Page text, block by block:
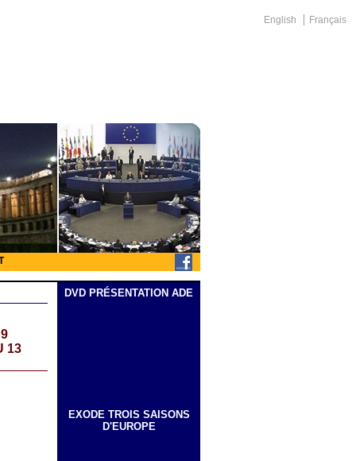
English Français
13
DVD PRÉSENTATION ADE
EXODE TROIS SAISONS
D'EUROPE